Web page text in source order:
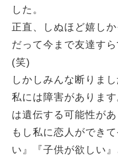
した。
正直、しぬほど嬉しか
だって今まで友達す
(笑)
しかしみんな断りまし
私には障害がありま
は遺伝する可能性があ
もし私に恋人ができ
い』『子供が欲しい